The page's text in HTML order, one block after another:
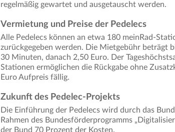
regelmäßig gewartet und ausgetauscht werden.
Vermietung und Preise der Pedelecs
Alle Pedelecs können an etwa 180 meinRad-
zurückgegeben werden. Die Mietgebühr beträgt
30 Minuten, danach 2,50 Euro. Der
Stationen ermöglichen die Rückgabe ohne
Euro Aufpreis fällig.
Zukunft des Pedelec-Projekts
Die Einführung der Pedelecs wird durch das
Rahmen des Bundesförderprogramms
der Bund 70 Prozent der Kosten.